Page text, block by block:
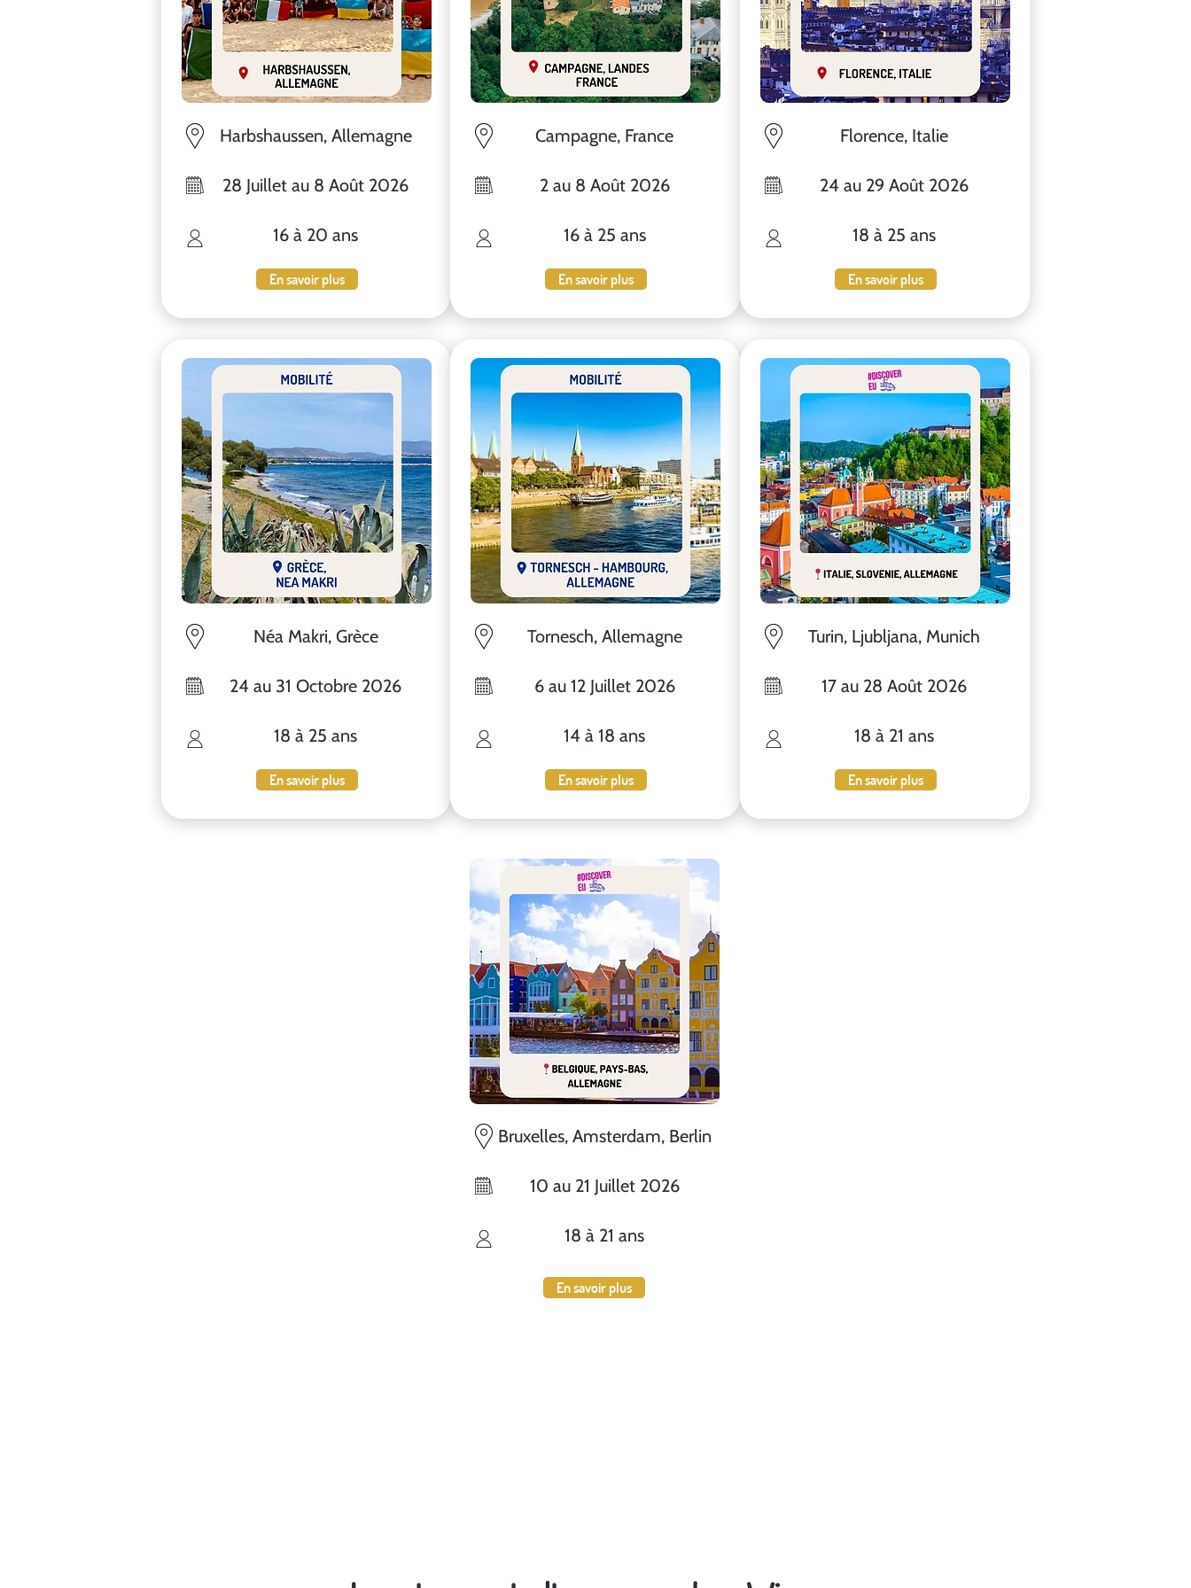
Harbshaussen, Allemagne
28 Juillet au 8 Août 2026
16 à 20 ans
En savoir plus
Campagne, France
2 au 8 Août 2026
16 à 25 ans
En savoir plus
Florence, Italie
24 au 29 Août 2026
18 à 25 ans
En savoir plus
Néa Makri, Grèce
24 au 31 Octobre 2026
18 à 25 ans
En savoir plus
Tornesch, Allemagne
6 au 12 Juillet 2026
14 à 18 ans
En savoir plus
Turin, Ljubljana, Munich
17 au 28 Août 2026
18 à 21 ans
En savoir plus
Bruxelles, Amsterdam, Berlin
10 au 21 Juillet 2026
18 à 21 ans
En savoir plus